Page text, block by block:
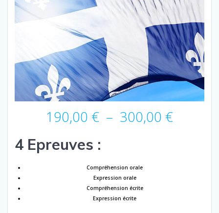
190,00 € – 300,00 €Plage
4 Epreuves :
Compréhension orale
Expression orale
Compréhension écrite
Expression écrite